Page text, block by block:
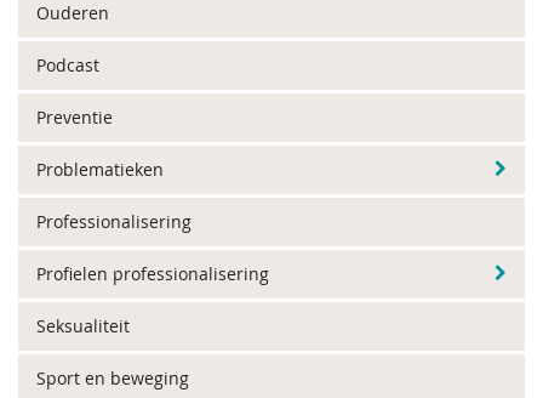
Ouderen
Podcast
Preventie
Problematieken
Professionalisering
Profielen professionalisering
Seksualiteit
Sport en beweging